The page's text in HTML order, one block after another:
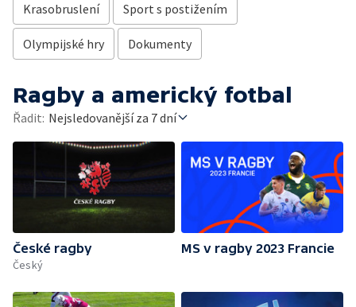
Krasobruslení Sport s postižením
Olympijské hry Dokumenty
Ragby a americký fotbal
Řadit: Nejsledovanější za 7 dní
České ragby
Český
MS v ragby 2023 Francie